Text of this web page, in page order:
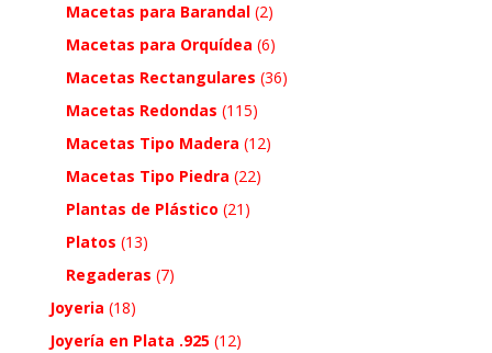
Macetas para Barandal (2)
Macetas para Orquídea (6)
Macetas Rectangulares (36)
Macetas Redondas (115)
Macetas Tipo Madera (12)
Macetas Tipo Piedra (22)
Plantas de Plástico (21)
Platos (13)
Regaderas (7)
Joyeria (18)
Joyería en Plata .925 (12)